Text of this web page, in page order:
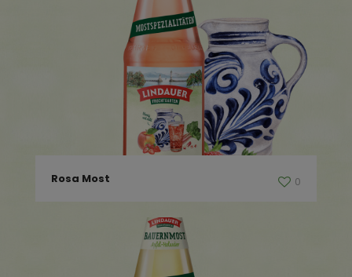
Rosa Most 0